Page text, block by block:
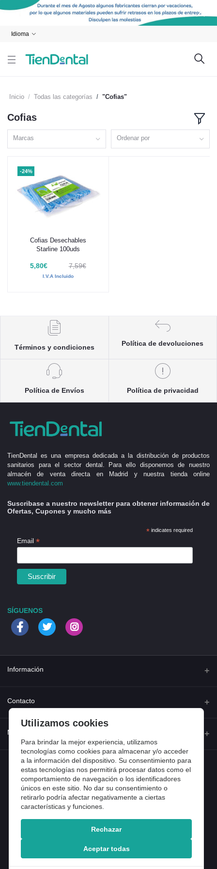
Idioma
Inicio Todas las categorías "Cofias"
Cofias
Marcas Ordenar por
-24%
Añadir al carrito
Cofias Desechables
Starline 100uds
5,80€ 7,59€
I.V.A Incluido
Términos y condiciones
Política de devoluciones
Política de Envíos Política de privacidad
TienDental es una empresa dedicada a la distribución de productos
sanitarios para el sector dental. Para ello disponemos de nuestro
almacén de venta directa en Madrid y nuestra tienda online
www.tiendental.com
Suscribase a nuestro newsletter para obtener información de
Ofertas, Cupones y mucho más
*indicates required
Email *
SÍGUENOS
Información
Quienes somos
Preguntas frecuentes
Entradas de blog
Contacto
Calle Ferraz 42, Madrid
Teléfono
918 13 81 81
Email
info@tiendental.com
Mi cuenta
Iniciar sesión
Historial de pedidos
Mi lista de compra
Copyright 2025 © TienDental productos dentales, S.L..
Utilizamos cookies
Para brindar la mejor experiencia, utilizamos
tecnologías como cookies para almacenar y/o acceder
a la información del dispositivo. Su consentimiento para
estas tecnologías nos permitirá procesar datos como el
comportamiento de navegación o los identificadores
únicos en este sitio. No dar su consentimiento o
retirarlo podría afectar negativamente a ciertas
características y funciones.
Rechazar
Aceptar todas